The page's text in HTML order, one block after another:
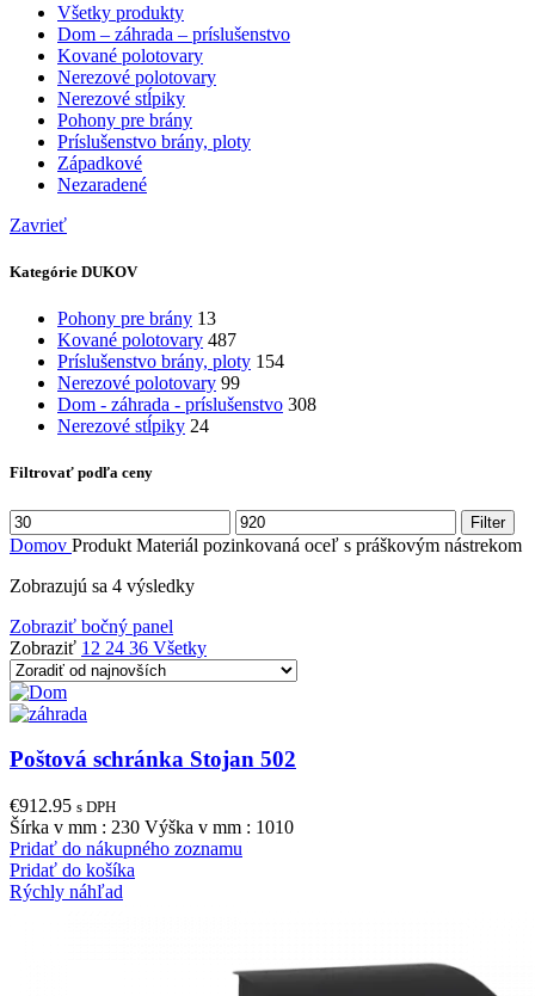
Všetky produkty
Dom – záhrada – príslušenstvo
Kované polotovary
Nerezové polotovary
Nerezové stĺpiky
Pohony pre brány
Príslušenstvo brány, ploty
Západkové
Nezaradené
Zavrieť
Kategórie DUKOV
Pohony pre brány 13
Kované polotovary 487
Príslušenstvo brány, ploty 154
Nerezové polotovary 99
Dom - záhrada - príslušenstvo 308
Nerezové stĺpiky 24
Filtrovať podľa ceny
Minimálna
cena
Maximálna
cena
Filter
Domov Produkt Materiál pozinkovaná oceľ s práškovým nástrekom
Zobrazujú sa 4 výsledkyZoradené
Zobraziť bočný panel
Zobraziť 12 24 36 Všetky
Poštová schránka Stojan 502
€912.95 s DPH
Šírka v mm : 230 Výška v mm : 1010
Pridať do nákupného zoznamu
Pridať do košíka
Rýchly náhľad